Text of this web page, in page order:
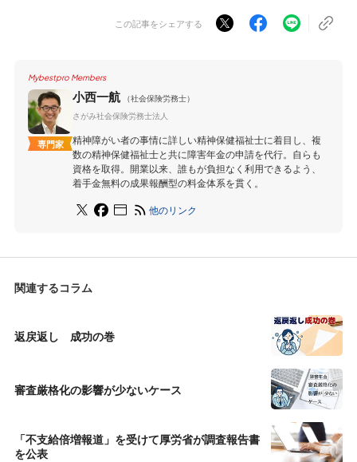
この記事をシェアする
Mybestpro Members
専門家
小西一航
（社会保険労務士）
さがみ社会保険労務士法人
精神障がい者の事情に詳しい精神保健福祉士に着目し、複
数の精神保健福祉士と共に障害年金の申請を代行。自らも
資格を取得。開業以来、誰もが負担なく利用できるよう、
着手金無料の成果報酬型の料金体系を貫く。
他のリンク
関連するコラム
返戻返し 成功の巻
審査厳格化の影響が少ないケース
「不支給倍増報道」を受けて厚労省が調査報告書
を公表